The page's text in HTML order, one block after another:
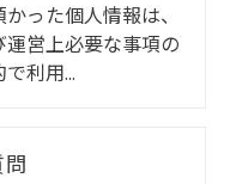
った個人情報は、
営上必要な事項の
で利用…